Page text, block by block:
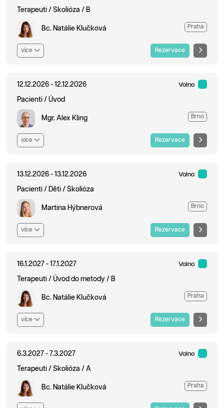
Terapeuti / Skolióza / B
Bc. Natálie Klučková Praha
více Rezervace
12.12.2026 - 12.12.2026 Volno
Pacienti / Úvod
Mgr. Alex Kling Brno
více Rezervace
13.12.2026 - 13.12.2026 Volno
Pacienti / Děti / Skolióza
Martina Hýbnerová Brno
více Rezervace
16.1.2027 - 17.1.2027 Volno
Terapeuti / Úvod do metody / B
Bc. Natálie Klučková Praha
více Rezervace
6.3.2027 - 7.3.2027 Volno
Terapeuti / Skolióza / A
Bc. Natálie Klučková Praha